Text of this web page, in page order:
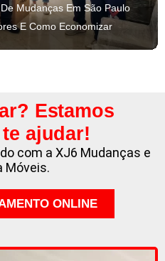
Mudanças Em São Paulo
E Como Economizar
Estamos
ajudar!
com a XJ6 Mudanças e
Móveis.
ONLINE